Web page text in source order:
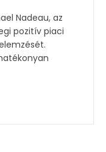
Nadeau, az
pozitív piaci